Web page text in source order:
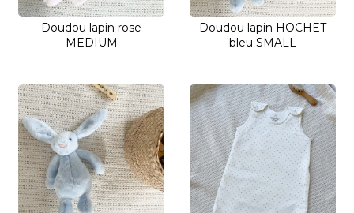
Doudou lapin rose
MEDIUM
Doudou lapin HOCHET
bleu SMALL